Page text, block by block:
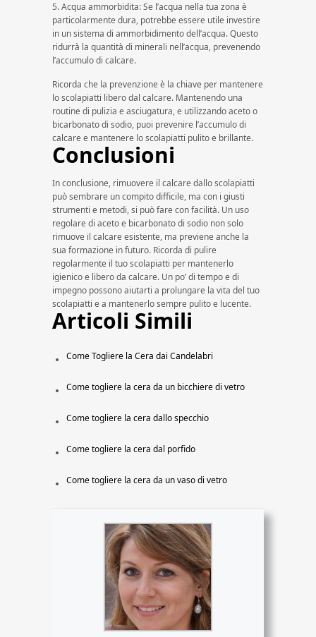
5. Acqua ammorbidita: Se l’acqua nella tua zona è
particolarmente dura, potrebbe essere utile investire
in un sistema di ammorbidimento dell’acqua. Questo
ridurrà la quantità di minerali nell’acqua, prevenendo
l’accumulo di calcare.
Ricorda che la prevenzione è la chiave per mantenere
lo scolapiatti libero dal calcare. Mantenendo una
routine di pulizia e asciugatura, e utilizzando aceto o
bicarbonato di sodio, puoi prevenire l’accumulo di
calcare e mantenere lo scolapiatti pulito e brillante.
Conclusioni
In conclusione, rimuovere il calcare dallo scolapiatti
può sembrare un compito difficile, ma con i giusti
strumenti e metodi, si può fare con facilità. Un uso
regolare di aceto e bicarbonato di sodio non solo
rimuove il calcare esistente, ma previene anche la
sua formazione in futuro. Ricorda di pulire
regolarmente il tuo scolapiatti per mantenerlo
igienico e libero da calcare. Un po’ di tempo e di
impegno possono aiutarti a prolungare la vita del tuo
scolapiatti e a mantenerlo sempre pulito e lucente.
Articoli Simili
Come Togliere la Cera dai Candelabri
Come togliere la cera da un bicchiere di vetro
Come togliere la cera dallo specchio
Come togliere la cera dal porfido
Come togliere la cera da un vaso di vetro